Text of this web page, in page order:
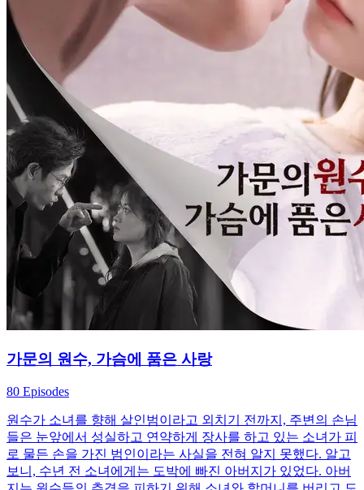
가문의 원수, 가슴에 품은 사랑
80 Episodes
원수가 소녀를 향해 살인범이라고 외치기 전까지, 주변의 손님
들은 눈앞에서 성실하고 연약하게 장사를 하고 있는 소녀가 피
로 물든 손을 가진 범인이라는 사실을 전혀 알지 못했다. 알고
보니, 수년 전 소녀에게는 도박에 빠진 아버지가 있었다. 아버